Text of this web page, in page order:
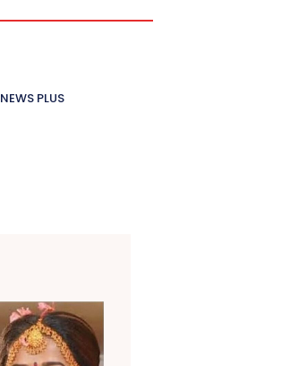
NEWS PLUS